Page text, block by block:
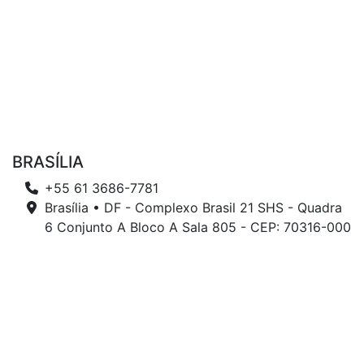
BRASÍLIA
+55 61 3686-7781
Brasília • DF - Complexo Brasil 21 SHS - Quadra
6 Conjunto A Bloco A Sala 805 - CEP: 70316-000